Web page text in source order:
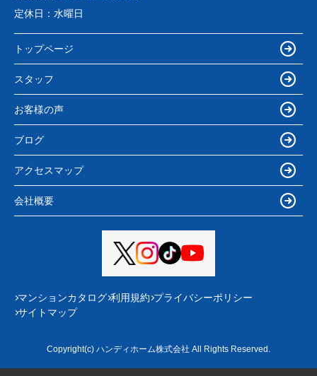
定休日： 水曜日
トップページ
スタッフ
お客様の声
ブログ
アクセスマップ
会社概要
マンションカタログ 利用規約 プライバシーポリシー
サイトマップ
Copyright(c) ハンディホーム株式会社 All Rights Reserved.